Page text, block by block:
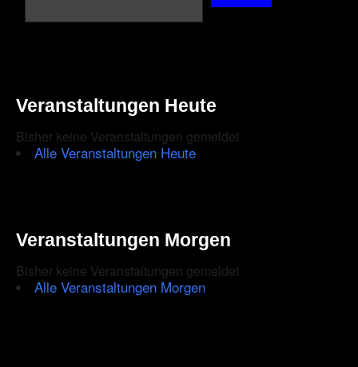
Veranstaltungen Heute
Bisher keine Veranstaltungen gemeldet
Alle Veranstaltungen Heute
Veranstaltungen Morgen
Bisher keine Veranstaltungen gemeldet
Alle Veranstaltungen Morgen